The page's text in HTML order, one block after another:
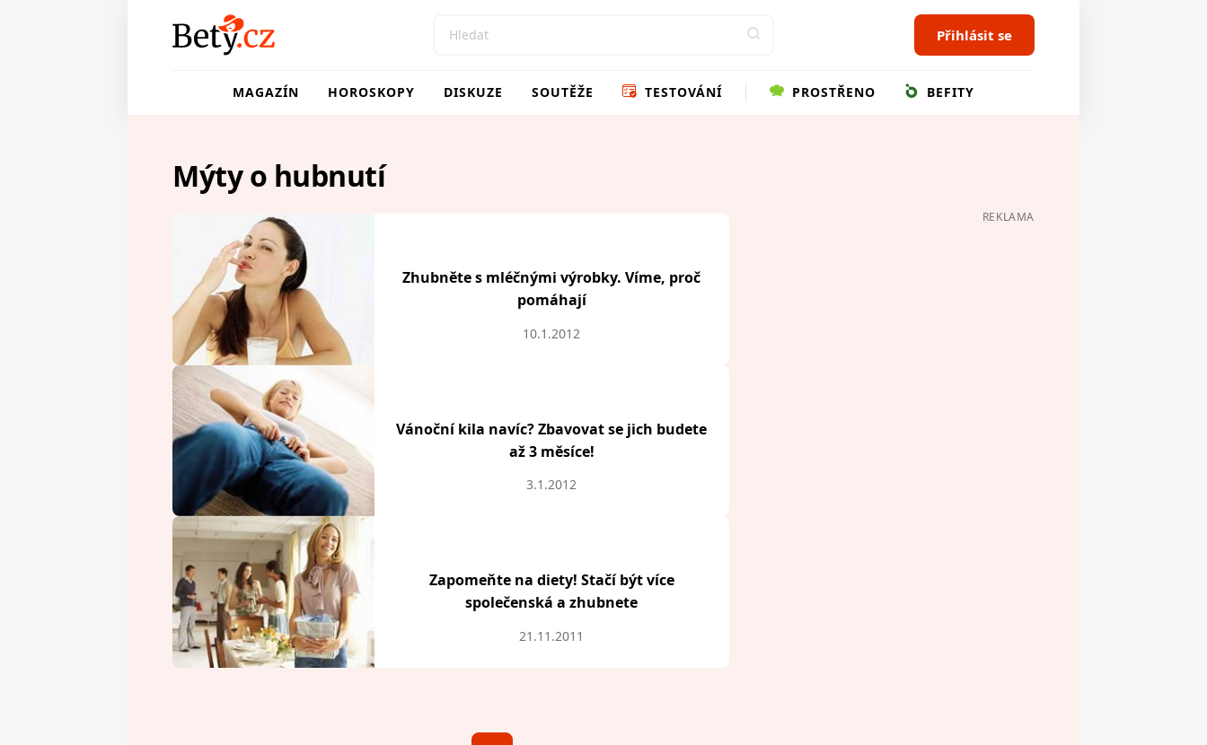
Přihlásit se
MAGAZÍN HOROSKOPY DISKUZE SOUTĚŽE TESTOVÁNÍ PROSTŘENO BEFITY
Mýty o hubnutí
Zhubněte s mléčnými výrobky. Víme, proč
pomáhají
10.1.2012
Vánoční kila navíc? Zbavovat se jich budete
až 3 měsíce!
3.1.2012
Zapomeňte na diety! Stačí být více
společenská a zhubnete
21.11.2011
REKLAMA